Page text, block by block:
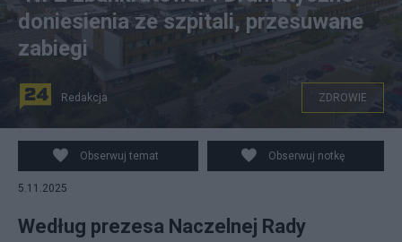
doniesienia ze szpitali, przesuwane
zabiegi
Redakcja ZDROWIE
Obserwuj temat Obserwuj notkę
5.11.2025
Według prezesa Naczelnej Rady